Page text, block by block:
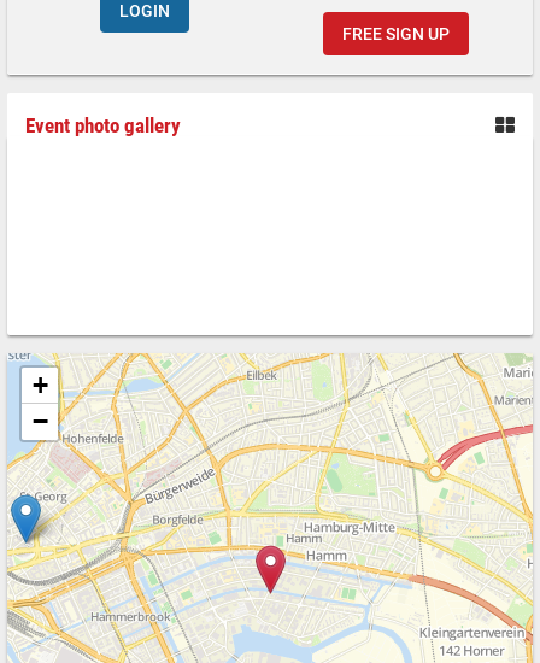
LOGIN
FREE SIGN UP
Event photo gallery
+
−